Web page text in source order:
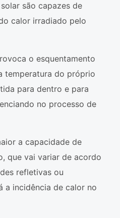
são capazes de
calor irradiado pelo
o esquentamento
temperatura do próprio
para dentro e para
no processo de
a capacidade de
que vai variar de acordo
refletivas ou
a incidência de calor no